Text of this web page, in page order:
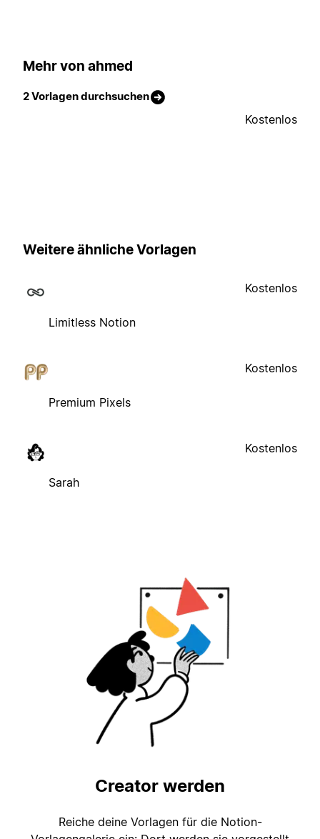
Mehr von ahmed
2 Vorlagen durchsuchen
Kostenlos
Weitere ähnliche Vorlagen
Limitless Notion
Kostenlos
Premium Pixels
Kostenlos
Sarah
Kostenlos
Creator werden
Reiche deine Vorlagen für die Notion-